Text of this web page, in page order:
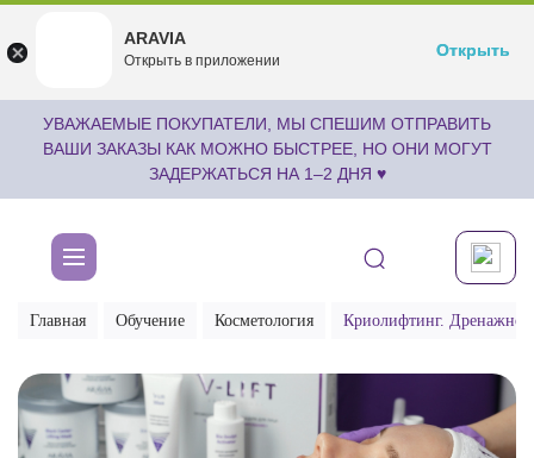
undefined
Бесплатноru.aravia.new
Открыть
УВАЖАЕМЫЕ ПОКУПАТЕЛИ, МЫ СПЕШИМ ОТПРАВИТЬ
ВАШИ ЗАКАЗЫ КАК МОЖНО БЫСТРЕЕ, НО ОНИ МОГУТ
ЗАДЕРЖАТЬСЯ НА 1–2 ДНЯ ♥
Главная Обучение Косметология Криолифтинг. Дренажное
ARAVIA
Открыть в приложении
Открыть